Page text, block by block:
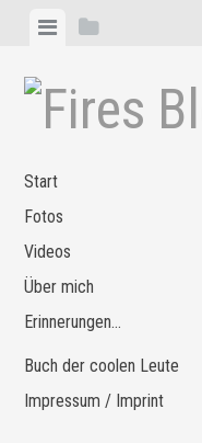
Zum
springen
MenüSeitenleiste
Start
Fotos
Videos
Über mich
Erinnerungen…
Buch der coolen Leute
Impressum / Imprint